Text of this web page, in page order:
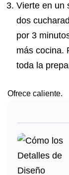
Vierte en un
dos
por 3
más cocina.
toda la
Ofrece caliente.